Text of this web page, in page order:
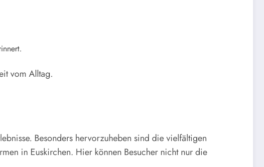
vom Alltag.
Besonders hervorzuheben sind die vielfältigen
in Euskirchen. Hier können Besucher nicht nur die